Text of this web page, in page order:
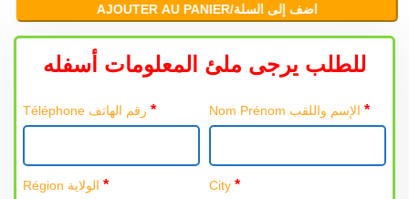
AJOUTER AU PANIER/اضف إلى السلة
للطلب يرجى ملئ المعلومات أسفله
Téléphone رقم الهاتف* *
Région الولاية* City *